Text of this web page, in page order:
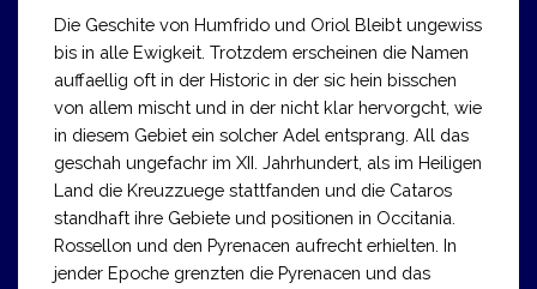
Die Geschite von Humfrido und Oriol Bleibt ungewiss
bis in alle Ewigkeit. Trotzdem erscheinen die Namen
auffaellig oft in der Historic in der sic hein bisschen
von allem mischt und in der nicht klar hervorgcht, wie
in diesem Gebiet ein solcher Adel entsprang. All das
geschah ungefachr im XII. Jahrhundert, als im Heiligen
Land die Kreuzzuege stattfanden und die Cataros
standhaft ihre Gebiete und positionen in Occitania.
Rossellon und den Pyrenacen aufrecht erhielten. In
jender Epoche grenzten die Pyrenacen und das